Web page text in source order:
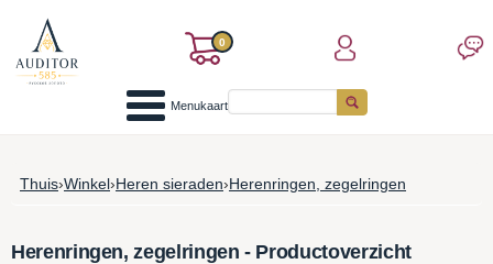
0
Menukaart
Thuis›Winkel›Heren sieraden›Herenringen, zegelringen
Herenringen, zegelringen - Productoverzicht